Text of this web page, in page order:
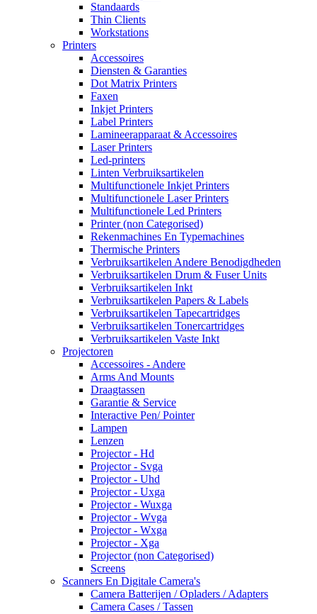
Standaards
Thin Clients
Workstations
Printers
Accessoires
Diensten & Garanties
Dot Matrix Printers
Faxen
Inkjet Printers
Label Printers
Lamineerapparaat & Accessoires
Laser Printers
Led-printers
Linten Verbruiksartikelen
Multifunctionele Inkjet Printers
Multifunctionele Laser Printers
Multifunctionele Led Printers
Printer (non Categorised)
Rekenmachines En Typemachines
Thermische Printers
Verbruiksartikelen Andere Benodigdheden
Verbruiksartikelen Drum & Fuser Units
Verbruiksartikelen Inkt
Verbruiksartikelen Papers & Labels
Verbruiksartikelen Tapecartridges
Verbruiksartikelen Tonercartridges
Verbruiksartikelen Vaste Inkt
Projectoren
Accessoires - Andere
Arms And Mounts
Draagtassen
Garantie & Service
Interactive Pen/ Pointer
Lampen
Lenzen
Projector - Hd
Projector - Svga
Projector - Uhd
Projector - Uxga
Projector - Wuxga
Projector - Wvga
Projector - Wxga
Projector - Xga
Projector (non Categorised)
Screens
Scanners En Digitale Camera's
Camera Batterijen / Opladers / Adapters
Camera Cases / Tassen